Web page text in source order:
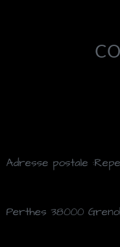
Adresse postale
Perthes 38000